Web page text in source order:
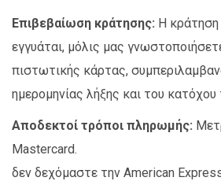
Επιβεβαίωση κράτησης: Η κράτηση
εγγυάται, μόλις μας
πιστωτικής κάρτας,
ημερομηνίας λήξης και του
Αποδεκτοί τρόποι πληρωμής:
Mastercard.
δεν δεχόμαστε την American